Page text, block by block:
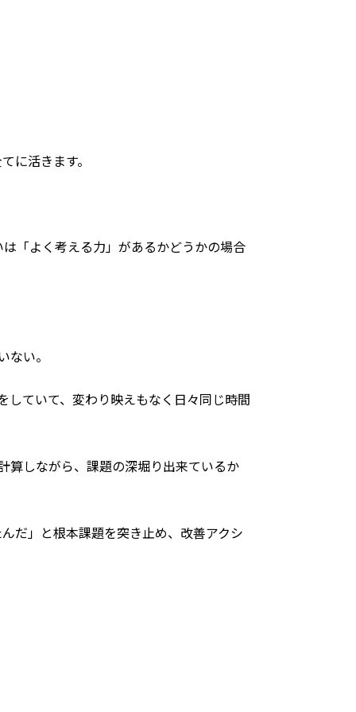
に活きます。
「よく考える力」があるかどうかの場合
い。
ていて、変わり映えもなく日々同じ時間
算しながら、課題の深堀り出来ているか
だ」と根本課題を突き止め、改善アクシ